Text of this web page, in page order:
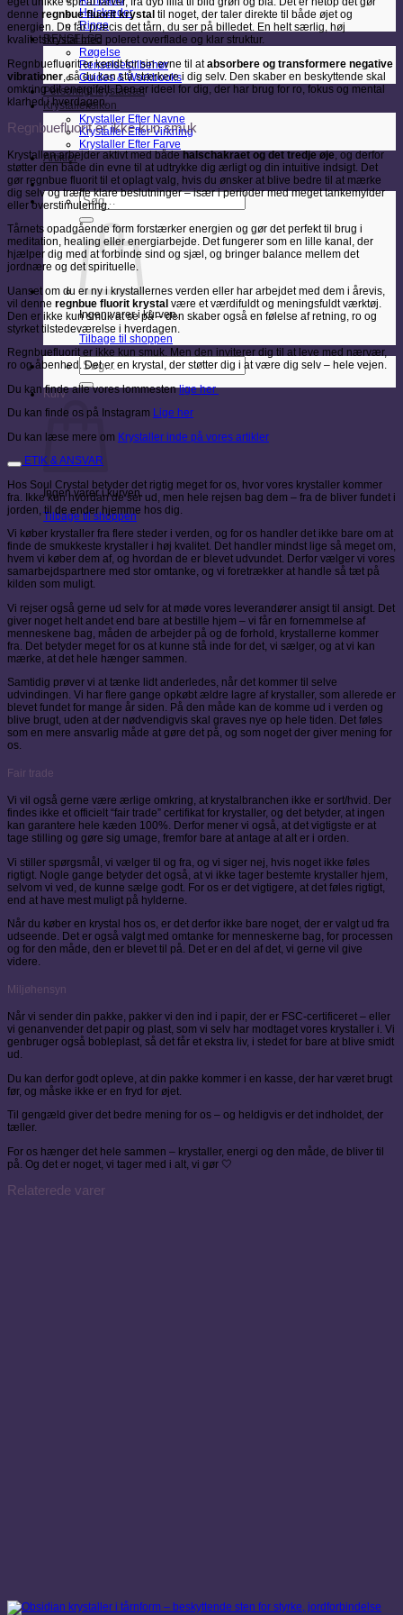
Halskæder
Ringe
RENSELSE
Røgelse
Renselsestilbehør
Guides & Workbooks
Personligt krystalsæt
Krystalleksikon
Krystaller Efter Navne
Krystaller Efter Virkning
Krystaller Efter Farve
Artikler
Søg
efter:
Ingen varer i kurven.
Tilbage til shoppen
Søg
efter:
Kurv
Ingen varer i kurven.
Tilbage til shoppen
denne regnbue fluorit krystal til noget, der taler direkte til både øjet og
energien. Du får præcis det tårn, du ser på billedet. En helt særlig, høj
kvalitetskrystal med poleret overflade og klar struktur.
Regnbuefluorit er kendt for sin evne til atabsorbere og transformere negative
vibrationer, så du kan stå stærkere i dig selv. Den skaber en beskyttende skal
omkring dit energifelt. Den er ideel for dig, der har brug for ro, fokus og mental
klarhed i hverdagen.
Regnbuefluorit er ikke kun smuk
Krystallen arbejder aktivt med både halschakraet og det tredje øje, og derfor
støtter den både din evne til at udtrykke dig ærligt og din intuitive indsigt. Det
gør regnbue fluorit til et oplagt valg, hvis du ønsker at blive bedre til at mærke
dig selv og træffe klare beslutninger – især i perioder med meget tankemylder
eller overstimulering.
Tårnets opadgående form forstærker energien og gør det perfekt til brug i
meditation, healing eller energiarbejde. Det fungerer som en lille kanal, der
hjælper dig med at forbinde sind og sjæl, og bringer balance mellem det
jordnære og det spirituelle.
Uanset om du er ny i krystallernes verden eller har arbejdet med dem i årevis,
vil denne regnbue fluorit krystal være et værdifuldt og meningsfuldt værktøj.
Den er ikke kun smuk at se på – den skaber også en følelse af retning, ro og
styrket tilstedeværelse i hverdagen.
Regnbuefluorit er ikke kun smuk. Men den inviterer dig til at leve med nærvær,
ro og åbenhed. Det er en krystal, der støtter dig i at være dig selv – hele vejen.
Du kan finde alle vores lommestenlige her
Du kan finde os på Instagram Lige her
Du kan læse mere om Krystaller inde på vores artikler
ETIK & ANSVAR
Hos Soul Crystal betyder det rigtig meget for os, hvor vores krystaller kommer
fra. Ikke kun hvordan de ser ud, men hele rejsen bag dem – fra de bliver fundet i
jorden, til de ender hjemme hos dig.
Vi køber krystaller fra flere steder i verden, og for os handler det ikke bare om at
finde de smukkeste krystaller i høj kvalitet. Det handler mindst lige så meget om,
hvem vi køber dem af, og hvordan de er blevet udvundet. Derfor vælger vi vores
samarbejdspartnere med stor omtanke, og vi foretrækker at handle så tæt på
kilden som muligt.
Vi rejser også gerne ud selv for at møde vores leverandører ansigt til ansigt. Det
giver noget helt andet end bare at bestille hjem – vi får en fornemmelse af
menneskene bag, måden de arbejder på og de forhold, krystallerne kommer
fra. Det betyder meget for os at kunne stå inde for det, vi sælger, og at vi kan
mærke, at det hele hænger sammen.
Samtidig prøver vi at tænke lidt anderledes, når det kommer til selve
udvindingen. Vi har flere gange opkøbt ældre lagre af krystaller, som allerede er
blevet fundet for mange år siden. På den måde kan de komme ud i verden og
blive brugt, uden at der nødvendigvis skal graves nye op hele tiden. Det føles
som en mere ansvarlig måde at gøre det på, og som noget der giver mening for
os.
Fair trade
Vi vil også gerne være ærlige omkring, at krystalbranchen ikke er sort/hvid. Der
findes ikke et officielt “fair trade” certifikat for krystaller, og det betyder, at ingen
kan garantere hele kæden 100%. Derfor mener vi også, at det vigtigste er at
tage stilling og gøre sig umage, fremfor bare at antage at alt er i orden.
Vi stiller spørgsmål, vi vælger til og fra, og vi siger nej, hvis noget ikke føles
rigtigt. Nogle gange betyder det også, at vi ikke tager bestemte krystaller hjem,
selvom vi ved, de kunne sælge godt. For os er det vigtigere, at det føles rigtigt,
end at have mest muligt på hylderne.
Når du køber en krystal hos os, er det derfor ikke bare noget, der er valgt ud fra
udseende. Det er også valgt med omtanke for menneskerne bag, for processen
og for den måde, den er blevet til på. Det er en del af det, vi gerne vil give
videre.
Miljøhensyn
Når vi sender din pakke, pakker vi den ind i papir, der er FSC-certificeret – eller
vi genanvender det papir og plast, som vi selv har modtaget vores krystaller i. Vi
genbruger også bobleplast, så det får et ekstra liv, i stedet for bare at blive smidt
ud.
Du kan derfor godt opleve, at din pakke kommer i en kasse, der har været brugt
før, og måske ikke er en fryd for øjet.
Til gengæld giver det bedre mening for os – og heldigvis er det indholdet, der
tæller.
For os hænger det hele sammen – krystaller, energi og den måde, de bliver til
på. Og det er noget, vi tager med i alt, vi gør 🤍
Relaterede varer